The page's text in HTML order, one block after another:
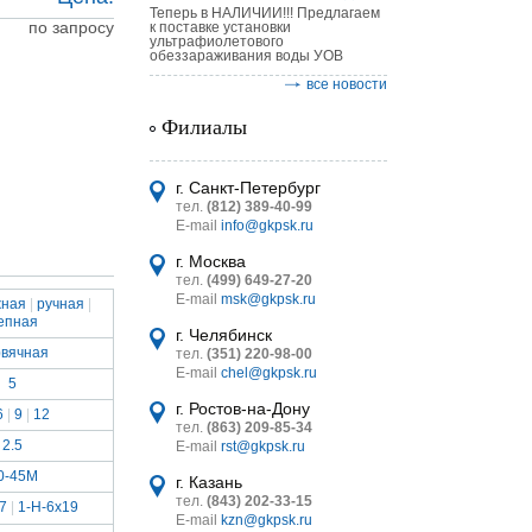
MINI
по запросу
ручная
5
9
12
2.5
45М
1-H-6x19
Теперь в НАЛИЧИИ!!! Предлагаем
к поставке установки
ультрафиолетового
обеззараживания воды УОВ
все новости
Филиалы
г. Санкт-Петербург
тел. (812) 389-40-99
E-mail info@gkpsk.ru
г. Москва
тел. (499) 649-27-20
E-mail msk@gkpsk.ru
г. Челябинск
тел. (351) 220-98-00
E-mail chel@gkpsk.ru
г. Ростов-на-Дону
тел. (863) 209-85-34
E-mail rst@gkpsk.ru
г. Казань
тел. (843) 202-33-15
E-mail
kzn@gkpsk.ru